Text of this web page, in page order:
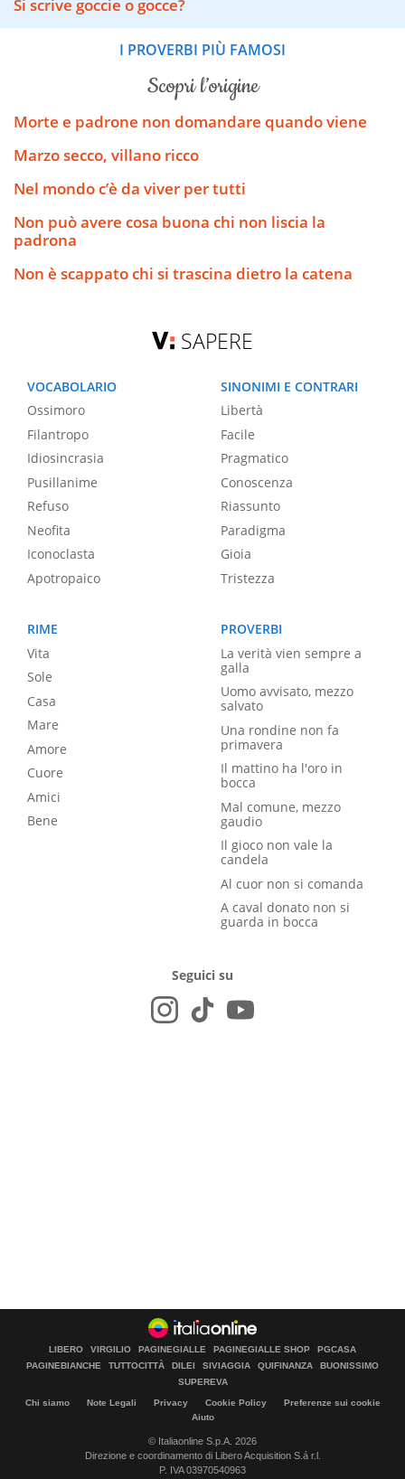
Si scrive goccie o gocce?
I PROVERBI PIÙ FAMOSI
scopri l’origine
Morte e padrone non domandare quando viene
Marzo secco, villano ricco
Nel mondo c’è da viver per tutti
Non può avere cosa buona chi non liscia la
padrona
Non è scappato chi si trascina dietro la catena
SAPERE
VOCABOLARIO
Ossimoro
Filantropo
Idiosincrasia
Pusillanime
Refuso
Neofita
Iconoclasta
Apotropaico
SINONIMI E CONTRARI
Libertà
Facile
Pragmatico
Conoscenza
Riassunto
Paradigma
Gioia
Tristezza
RIME
Vita
Sole
Casa
Mare
Amore
Cuore
Amici
Bene
PROVERBI
La verità vien sempre a
galla
Uomo avvisato, mezzo
salvato
Una rondine non fa
primavera
Il mattino ha l'oro in
bocca
Mal comune, mezzo
gaudio
Il gioco non vale la
candela
Al cuor non si comanda
A caval donato non si
guarda in bocca
Seguici su
LIBERO VIRGILIO PAGINEGIALLE PAGINEGIALLE SHOP
PGCASA
PAGINEBIANCHE
TUTTOCITTÀ DILEI SIVIAGGIA QUIFINANZA
BUONISSIMO
SUPEREVA
Chi siamo Note Legali Privacy Cookie Policy
Preferenze sui cookie
Aiuto
© Italiaonline S.p.A. 2026
Direzione e coordinamento di Libero Acquisition S.á r.l.
P. IVA 03970540963